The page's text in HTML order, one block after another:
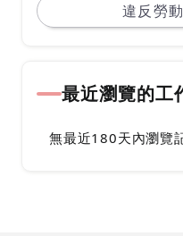
違反勞
最近瀏覽的工
無最近180天內瀏覽